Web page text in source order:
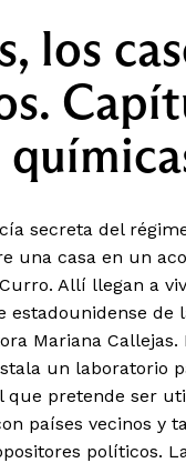
los
secreta del
una casa en un
Allí llegan a
estadounidense de
Mariana Callejas.
un laboratorio
que pretende ser
países vecinos y
políticos.